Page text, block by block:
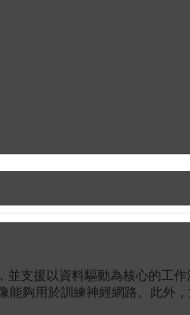
支援以資料驅動為核心的工
夠用於訓練神經網路。此外